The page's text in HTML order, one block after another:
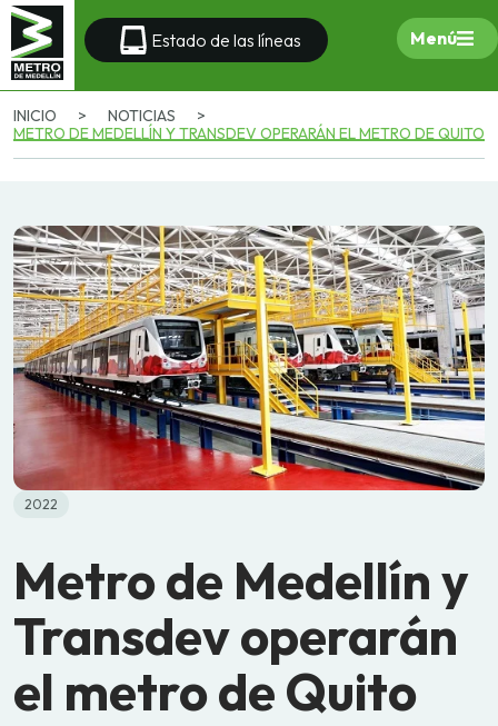
Estado de las líneas Menú
INICIO > NOTICIAS
>
METRO DE MEDELLÍN Y TRANSDEV OPERARÁN EL METRO DE QUITO
2022
Metro de Medellín y
Transdev operarán
el metro de Quito